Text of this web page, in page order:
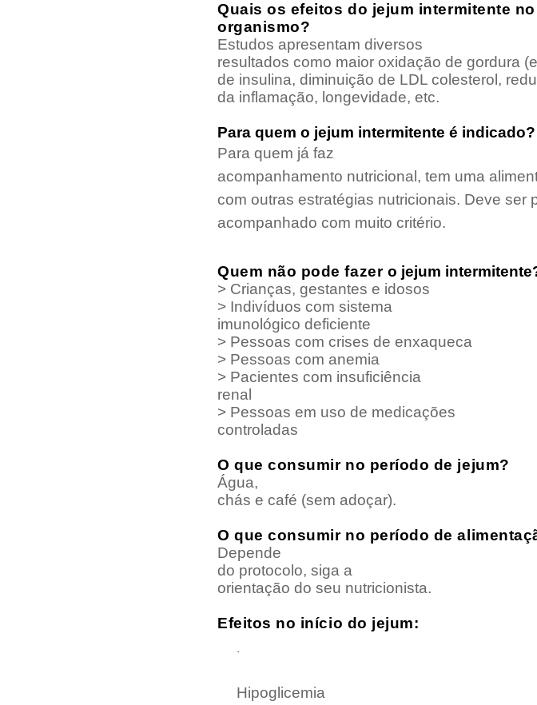
Quais os efeitos do jejum intermitente no
organismo?
Estudos apresentam diversos
resultados como maior oxidação de gordura
de insulina, diminuição de LDL colesterol,
da inflamação, longevidade, etc.
Para quem o jejum intermitente é indicado?
Para quem já faz
acompanhamento nutricional, tem uma
com outras estratégias nutricionais. Deve ser
acompanhado com muito critério.
Quem não pode fazer o jejum intermitente
> Crianças, gestantes e idosos
> Indivíduos com sistema
imunológico deficiente
> Pessoas com crises de enxaqueca
> Pessoas com anemia
> Pacientes com insuficiência
renal
> Pessoas em uso de medicações
controladas
O que consumir no período de jejum?
Água,
chás e café (sem adoçar).
O que consumir no período de
Depende
do protocolo, siga a
orientação do seu nutricionista.
Efeitos no início do jejum:
·
Hipoglicemia